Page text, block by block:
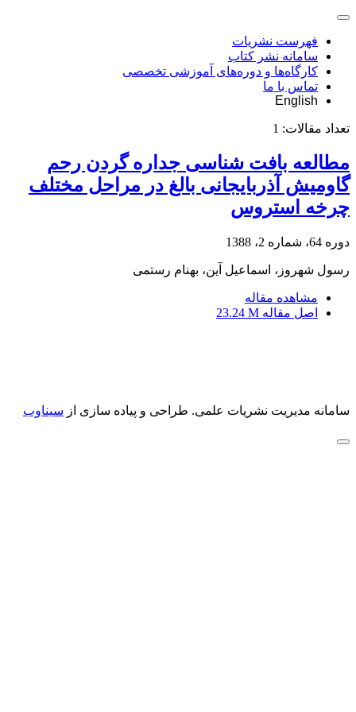
فهرست نشریات
سامانه نشر کتاب
کارگاه‌ها و دوره‌های آموزشی تخصصی
تماس با ما
English
تعداد مقالات: 1
مطالعه بافت شناسی جداره گردن رحم
گاومیش آذربایجانی بالغ در مراحل مختلف
چرخه استروس
دوره 64، شماره 2، 1388
رسول شهروز، اسماعیل آین، بهنام رستمی
مشاهده مقاله
اصل مقاله 23.24 M
سامانه مدیریت نشریات علمی. طراحی و پیاده سازی از سیناوب